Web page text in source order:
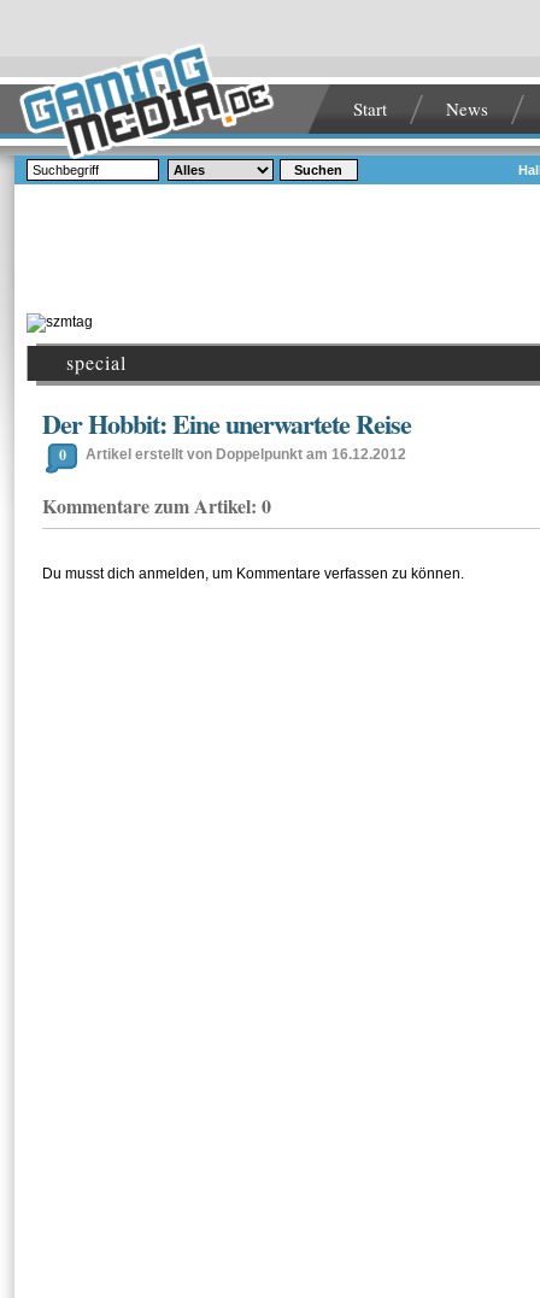
Start News
Suchen
special
Der Hobbit: Eine unerwartete Reise
0 Artikel erstellt von Doppelpunkt am 16.12.2012
Kommentare zum Artikel: 0
Du musst dich anmelden, um Kommentare verfassen zu können.